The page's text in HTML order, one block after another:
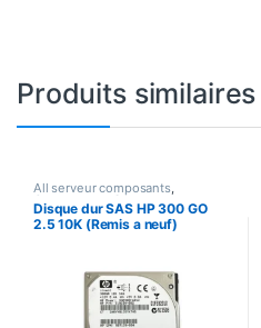
Produits similaires
All serveur composants,
Composants , Serveurs
composants,Stockage
Disque dur SAS HP 300 GO
2.5 10K (Remis a neuf)